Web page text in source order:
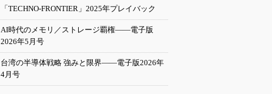
「TECHNO-FRONTIER」2025年プレイバック
AI時代のメモリ／ストレージ覇権――電子版
2026年5月号
台湾の半導体戦略 強みと限界――電子版2026年
4月号